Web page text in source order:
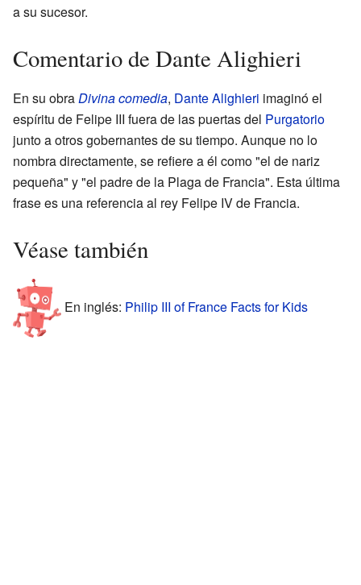
a su sucesor.
Comentario de Dante Alighieri
En su obraDivina comedia, Dante Alighieri imaginó el
espíritu de Felipe III fuera de las puertas del Purgatorio
junto a otros gobernantes de su tiempo. Aunque no lo
nombra directamente, se refiere a él como "el de nariz
pequeña" y "el padre de la Plaga de Francia". Esta última
frase es una referencia al rey Felipe IV de Francia.
Véase también
En inglés: Philip III of France Facts for Kids